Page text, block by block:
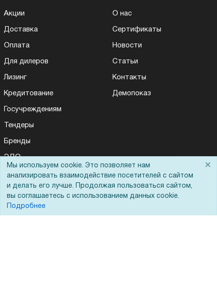
Акции
Доставка
Оплата
Для дилеров
Лизинг
Кредитование
Госучреждениям
Тендеры
Бренды
ЭДО
О нас
Сертификаты
Новости
Статьи
Контакты
Демопоказ
Помощь
Вопрос-ответ
Мы используем cookie. Это позволяет нам
анализировать взаимодействие посетителей с сайтом
и делать его лучше. Продолжая пользоваться сайтом,
вы соглашаетесь с использованием данных cookie.
Подробнее
×
Для Вас доступно эксклюзивное приложение при
заказе этого товара
Получить скидку Не показывать